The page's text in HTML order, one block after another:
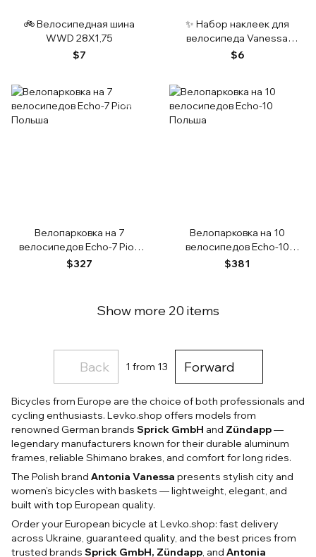
🚲 Велосипедная шина
WWD 28X1,75
$7
✨ Набор наклеек для
велосипеда Vanessa
Antonio
$6
Велопарковка на 7
велосипедов Echo-7 Pion
Польша
$327
Велопарковка на 10
велосипедов Echo-10
Польша
$381
Show more 20 items
Back 1 from 13 Forward
Bicycles from Europe are the choice of both professionals and
cycling enthusiasts. Levko.shop offers models from
renowned German brands Sprick GmbH and Zündapp—
legendary manufacturers known for their durable aluminum
frames, reliable Shimano brakes, and comfort for long rides.
The Polish brand Antonia Vanessa presents stylish city and
women’s bicycles with baskets — lightweight, elegant, and
built with top European quality.
Order your European bicycle at Levko.shop: fast delivery
across Ukraine, guaranteed quality, and the best prices from
trusted brands Sprick GmbH, Zündapp, and Antonia